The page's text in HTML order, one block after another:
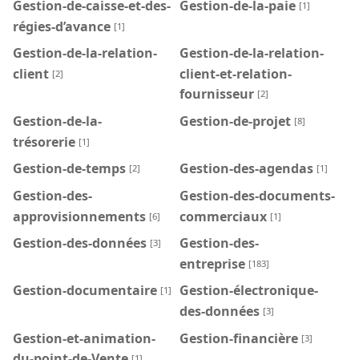
Gestion-de-caisse-et-des-
régies-d’avance [1]
Gestion-de-la-paie [1]
Gestion-de-la-relation-
client [2]
Gestion-de-la-relation-
client-et-relation-
fournisseur [2]
Gestion-de-la-
trésorerie [1]
Gestion-de-projet [8]
Gestion-de-temps [2] Gestion-des-agendas [1]
Gestion-des-
approvisionnements [6]
Gestion-des-documents-
commerciaux [1]
Gestion-des-données [3]
Gestion-des-
entreprise [183]
Gestion-documentaire [1]
Gestion-électronique-
des-données [3]
Gestion-et-animation-
Gestion-financière [3]